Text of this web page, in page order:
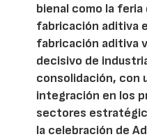
bienal como la
fabricación aditiva
fabricación aditiva
decisivo de
consolidación, con
integración en los
sectores
la celebración de